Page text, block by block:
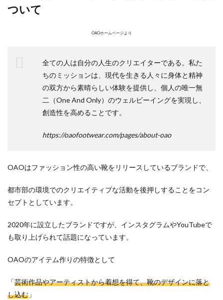
ついて
OAOホームページより
全ての人は自分の人生のクリエイターである。私た
ちのミッションは、現代を生きる人々に身体と精神
の双方から素晴らしい体験を提供し、個人の唯一無
二（One And Only）のウェルビーイングを実現し、
創造性を高めることです。
https://oaofootwear.com/pages/about-oao
OAOはファッション性の高い靴をリリースしているブランドで、
都市部の環境でのクリエイティブな活動を後押しすることをコン
セプトとしています。
2020年に設立したブランドですが、インスタグラムやYouTubeで
も取り上げられて話題になっています。
OAOのアイテム作りの特徴として
「芸術作品やアーティストから着想を得て、靴のデザインに落と
し込む 」